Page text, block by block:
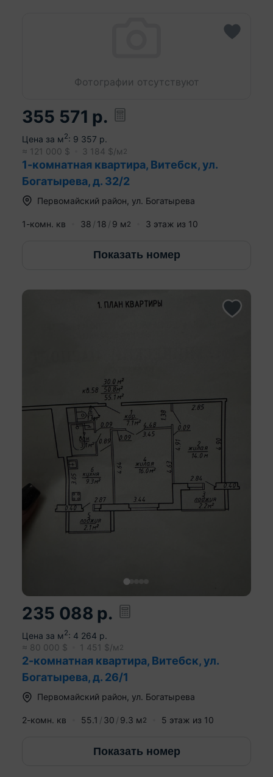
Фотографии отсутствуют
355 571 р.
Цена за м2: 9 357 р.
≈ 121 000 $ 3 184 $/м 2
1-комнатная квартира, Витебск, ул.
Богатырева, д. 32/2
Первомайский район ул. Богатырева
1-комн. кв 38 18 9 м2 3 этаж из 10
Показать номер
235 088 р.
Цена за м2: 4 264 р.
≈ 80 000 $ 1 451 $/м 2
2-комнатная квартира, Витебск, ул.
Богатырева, д. 26/1
Первомайский район ул. Богатырева
2-комн. кв 55.1 30 9.3 м2 5 этаж из 10
Показать номер